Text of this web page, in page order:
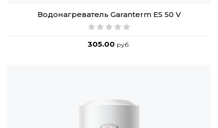
Водонагреватель Garanterm ES 50 V
305.00 руб.